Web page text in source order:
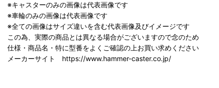
※キャスターのみの画像は代表画像です
※車輪のみの画像は代表画像です
※全ての画像はサイズ違いを含む代表画像及びイメージです
この為、実際の商品とは異なる場合がございますので念のため
仕様・商品名・特に型番をよくご確認の上お買い求めください
メーカーサイト https://www.hammer-caster.co.jp/